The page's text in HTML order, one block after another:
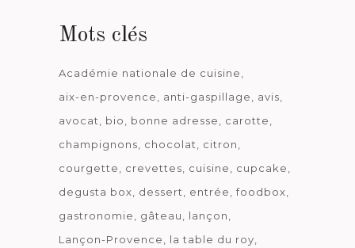
Mots clés
Académie nationale de cuisine
aix-en-provence
anti-gaspillage
avis
avocat
bio bonne adresse
carotte
champignons
chocolat
citron
courgette
crevettes cuisine
cupcake
degusta box
dessert entrée
foodbox
gastronomie
gâteau
lançon
Lançon-Provence
la table du roy